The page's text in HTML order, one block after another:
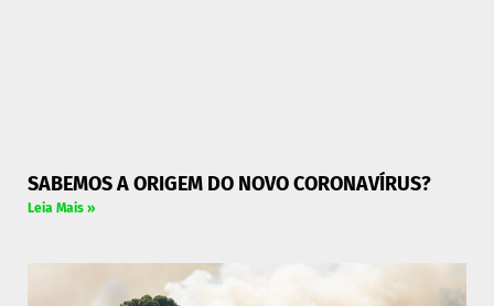
SABEMOS A ORIGEM DO NOVO CORONAVÍRUS?
Leia Mais »